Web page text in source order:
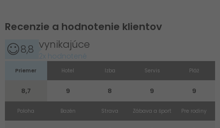
Recenzie a hodnotenie klientov
8,8 vynikajúce
2x hodnotené
Priemer
8,7
Hotel
9
Izba
8
Servis
9
Pláž
9
Poloha Bazén Strava Zábava a šport Pre rodiny